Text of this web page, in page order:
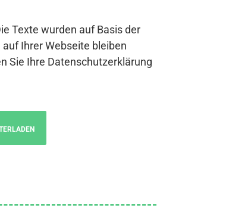
Texte wurden auf Basis der
Ihrer Webseite bleiben
Sie Ihre Datenschutzerklärung